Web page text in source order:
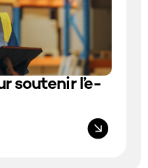
soutenir l’e-